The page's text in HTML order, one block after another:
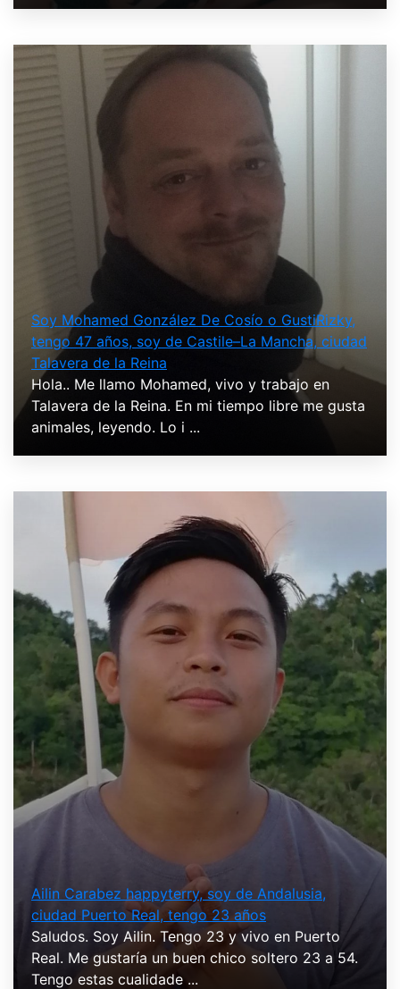
Soy Mohamed González De Cosío o GustiRizky,
tengo 47 años, soy de Castile–La Mancha, ciudad
Talavera de la Reina
Hola.. Me llamo Mohamed, vivo y trabajo en
Talavera de la Reina. En mi tiempo libre me gusta
animales, leyendo. Lo i ...
Ailin Carabez happyterry, soy de Andalusia,
ciudad Puerto Real, tengo 23 años
Saludos. Soy Ailin. Tengo 23 y vivo en Puerto
Real. Me gustaría un buen chico soltero 23 a 54.
Tengo estas cualidade ...